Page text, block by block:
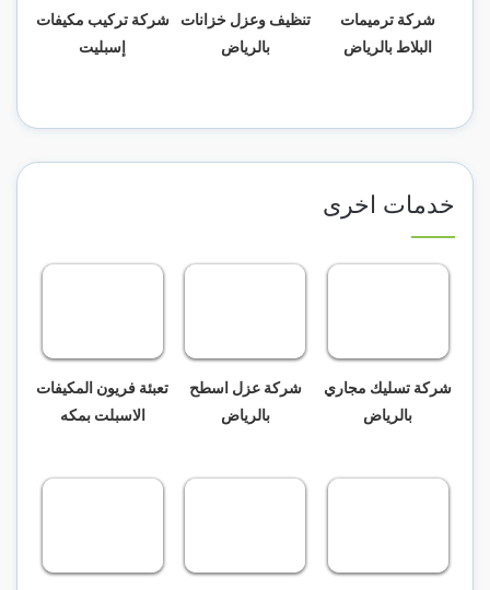
شركة ترميمات
البلاط بالرياض
تنظيف وعزل خزانات
بالرياض
شركة تركيب مكيفات
إسبليت
خدمات اخرى
شركة تسليك مجاري
بالرياض
شركة عزل اسطح
بالرياض
تعبئة فريون المكيفات
الاسبلت بمكه